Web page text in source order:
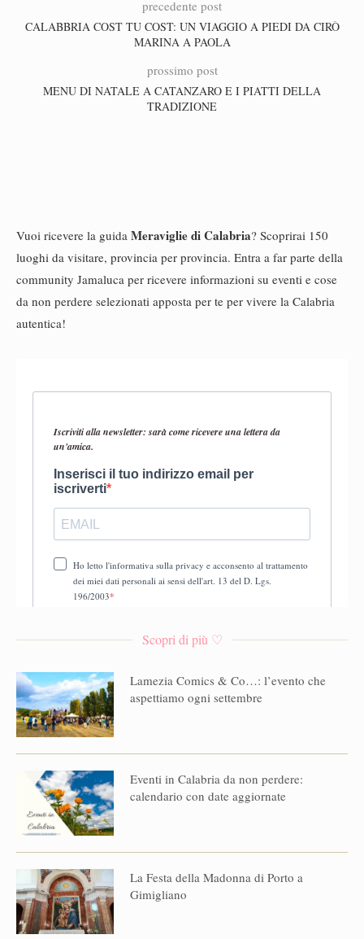
precedente post
CALABBRIA COST TU COST: UN VIAGGIO A PIEDI DA CIRÒ
MARINA A PAOLA
prossimo post
MENU DI NATALE A CATANZARO E I PIATTI DELLA
TRADIZIONE
Vuoi ricevere la guida Meraviglie di Calabria? Scoprirai 150
luoghi da visitare, provincia per provincia. Entra a far parte della
community Jamaluca per ricevere informazioni su eventi e cose
da non perdere selezionati apposta per te per vivere la Calabria
autentica!
Scopri di più ♡
Lamezia Comics & Co…: l’evento che
aspettiamo ogni settembre
Eventi in Calabria da non perdere:
calendario con date aggiornate
La Festa della Madonna di Porto a
Gimigliano